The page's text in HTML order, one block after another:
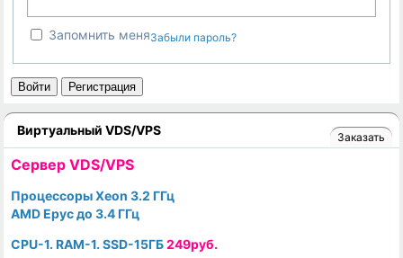
Запомнить меняЗабыли пароль?
Войти Регистрация
Виртуальный VDS/VPS Заказать
Cервер VDS/VPS
Процессоры Xeon 3.2 ГГц
AMD Epyc до 3.4 ГГц
CPU-1. RAM-1. SSD-15ГБ249руб.